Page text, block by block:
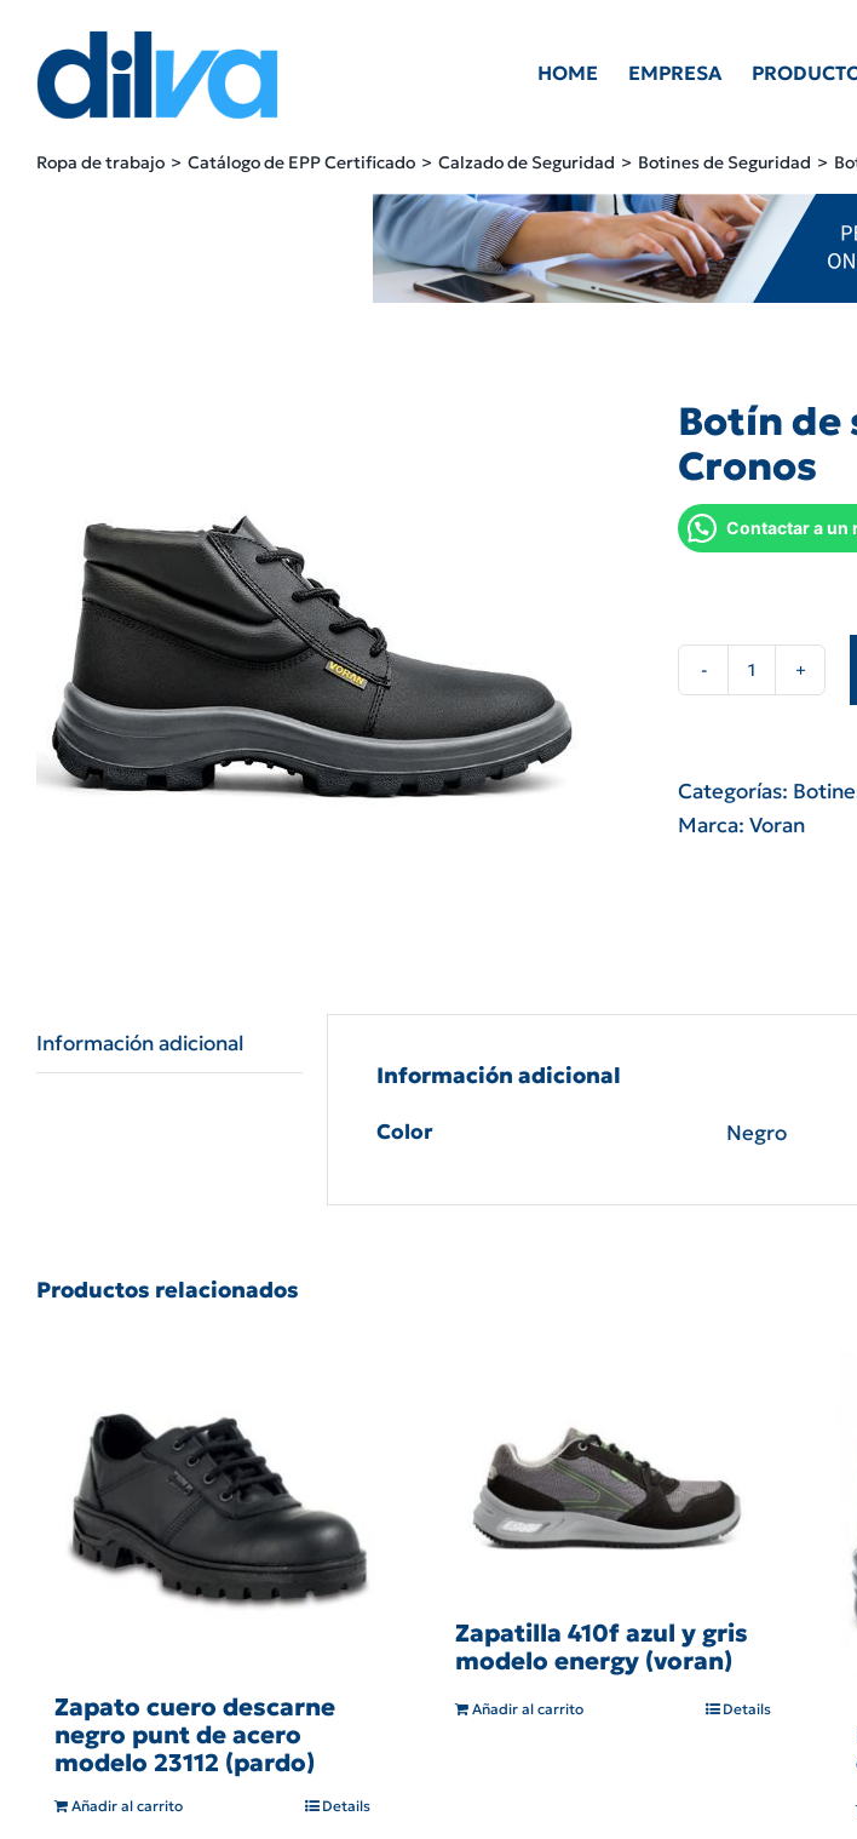
content
HOME EMPRESA
Ropa de trabajo Catálogo de EPP Certificado Calzado de Seguridad Botines de Seguridad
Botín de
Cronos
Contactar a un
Botín
negro
Voran
Categorías:
Marca: Voran
Información adicional
Información adicional
Color Negro
Productos relacionados
Zapato cuero descarne
negro punt de acero
modelo 23112 (pardo)
Añadir al carrito Details
Zapatilla 410f azul y gris
modelo energy (voran)
Añadir al carrito Details